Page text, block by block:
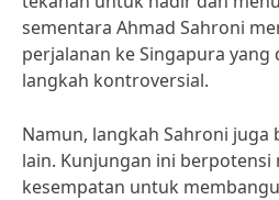
sementara Ahmad Sahroni
perjalanan ke Singapura yang
langkah kontroversial.
Namun, langkah Sahroni juga
lain. Kunjungan ini berpotensi
kesempatan untuk